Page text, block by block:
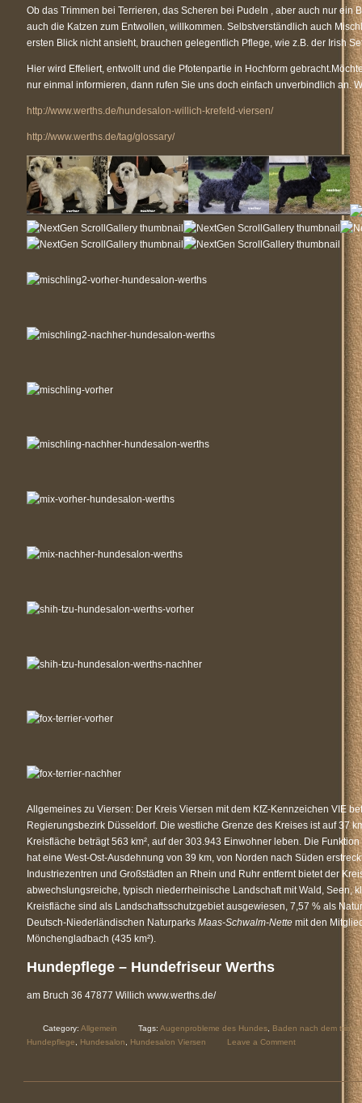
Ob das Trimmen bei Terrieren, das Scheren bei Pudeln , aber auch nur ein
auch die Katzen zum Entwollen, willkommen. Selbstverständlich auch
ersten Blick nicht ansieht, brauchen gelegentlich Pflege, wie z.B. der Irish
Hier wird Effeliert, entwollt und die Pfotenpartie in Hochform
nur einmal informieren, dann rufen Sie uns doch einfach unverbindlich an.
http://www.werths.de/hundesalon-willich-krefeld-viersen/
http://www.werths.de/tag/glossary/
Allgemeines zu Viersen: Der Kreis Viersen mit dem KfZ-Kennzeichen VIE
Regierungsbezirk Düsseldorf. Die westliche Grenze des Kreises ist auf 37
Kreisfläche beträgt 563 km², auf der 303.943 Einwohner leben. Die
hat eine West-Ost-Ausdehnung von 39 km, von Norden nach Süden
Industriezentren und Großstädten an Rhein und Ruhr entfernt bietet der
abwechslungsreiche, typisch niederrheinische Landschaft mit Wald, Seen,
Kreisfläche sind als Landschaftsschutzgebiet ausgewiesen, 7,57 % als
Deutsch-Niederländischen Naturparks Maas-Schwalm-Nette mit den
Mönchengladbach (435 km²).
Hundepflege – Hundefriseur Werths
am Bruch 36 47877 Willich www.werths.de/
Category: Allgemein Tags: Augenprobleme des Hundes
Baden nach dem
Hundepflege
Hundesalon Hundesalon Viersen Leave a Comment